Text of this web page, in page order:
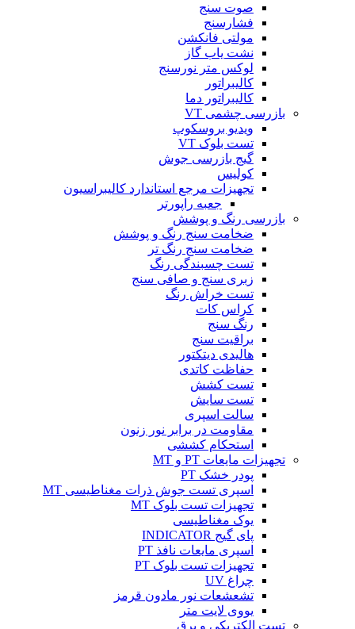
صوت سنج
فشارسنج
مولتی فانکشن
نشت یاب گاز
لوکس متر نورسنج
کالیبراتور
کالیبراتور دما
بازرسی چشمی VT
ویدیو بروسکوپ
تست بلوک VT
گیج بازرسی جوش
کولیس
تجهیزات مرجع استاندارد کالیبراسیون
جعبه راپورتر
بازرسی رنگ و پوشش
ضخامت سنج رنگ و پوشش
ضخامت سنج رنگ تر
تست چسبندگی رنگ
زبری سنج و صافی سنج
تست خراش رنگ
کراس کات
رنگ سنج
براقیت سنج
هالیدی دیتکتور
حفاظت کاتدی
تست کشش
تست سایش
سالت اسپری
مقاومت در برابر نور زنون
استحکام کششی
تجهیزات مایعات PT و MT
پودر خشک PT
اسپری تست جوش ذرات مغناطیسی MT
تجهیزات تست بلوک MT
یوک مغناطیسی
پای گیج INDICATOR
اسپری مایعات نافذ PT
تجهیزات تست بلوک PT
چراغ UV
تشعشعات نور مادون قرمز
یووی لایت متر
تست الکتریکی و برق